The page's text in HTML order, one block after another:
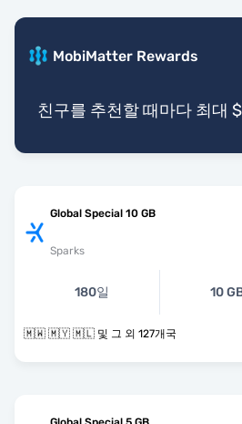
MobiMatter Rewards
친구를 추천할 때마다 최대
Global Special 10 GB
Sparks
180일 10
🇲🇼 🇲🇾 🇲🇱 및 그 외 127개국